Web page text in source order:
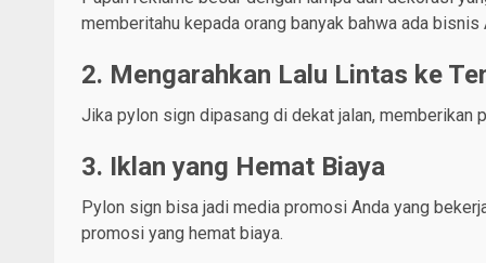
memberitahu kepada orang banyak bahwa ada
2. Mengarahkan Lalu Lintas ke
Jika pylon sign dipasang di dekat jalan, memberikan
3. Iklan yang Hemat Biaya
Pylon sign bisa jadi media promosi Anda yang
promosi yang hemat biaya.